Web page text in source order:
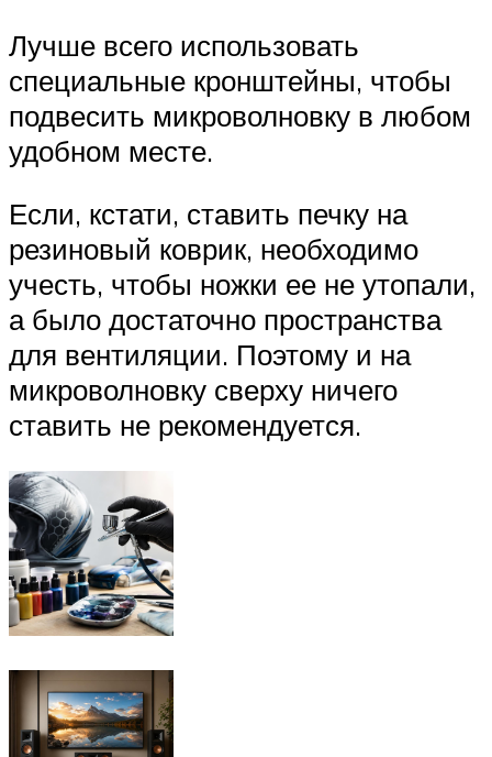
Лучше всего использовать
специальные кронштейны, чтобы
подвесить микроволновку в любом
удобном месте.
Если, кстати, ставить печку на
резиновый коврик, необходимо
учесть, чтобы ножки ее не утопали,
а было достаточно пространства
для вентиляции. Поэтому и на
микроволновку сверху ничего
ставить не рекомендуется.